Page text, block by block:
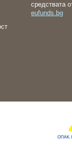
средствата
eufunds.bg